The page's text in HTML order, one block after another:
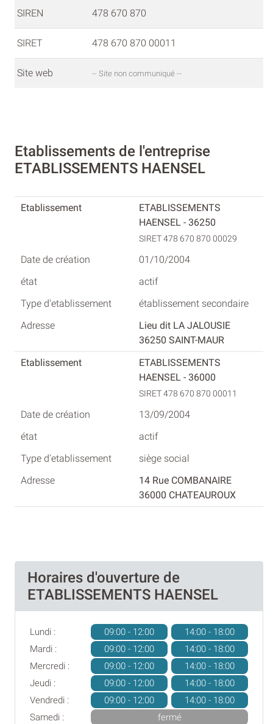
SIREN 478 670 870
SIRET 478 670 870 00011
Site web -- Site non communiqué --
Etablissements de l'entreprise
ETABLISSEMENTS HAENSEL
ETABLISSEMENTS
HAENSEL - 36250
SIRET 478 670 870 00029
01/10/2004
actif
établissement secondaire
Lieu dit LA JALOUSIE
36250 SAINT-MAUR
ETABLISSEMENTS
HAENSEL - 36000
SIRET 478 670 870 00011
13/09/2004
actif
siège social
14 Rue COMBANAIRE
36000 CHATEAUROUX
Horaires d'ouverture de
ETABLISSEMENTS HAENSEL
Lundi : 09:00 - 12:00
14:00 - 18:00
Mardi :
09:00 - 12:00
14:00 - 18:00
Mercredi :
09:00 - 12:00
14:00 - 18:00
Jeudi :
09:00 - 12:00
14:00 - 18:00
Vendredi :
09:00 - 12:00
14:00 - 18:00
Samedi :
fermé